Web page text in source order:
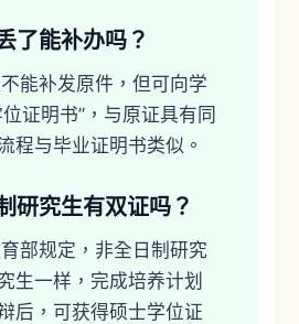
了能补办吗？
能补发原件，但可向学
证明书”，与原证具有同
程与毕业证明书类似。
研究生有双证吗？
部规定，非全日制研究
生一样，完成培养计划
后，可获得硕士学位证